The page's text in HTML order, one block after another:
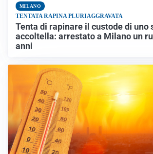
MILANO
TENTATA RAPINA PLURIAGGRAVATA
Tenta di rapinare il custode di uno
accoltella: arrestato a Milano un
anni